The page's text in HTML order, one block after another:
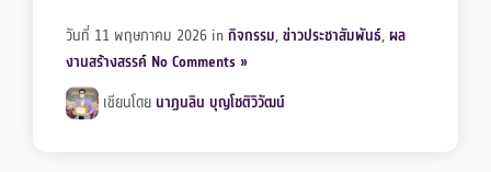
วันที่ 11 พฤษภาคม 2026 inกิจกรรม,ข่าวประชาสัมพันธ์, ผล
งานสร้างสรรค์ No Comments »
เขียนโดย นาฏนลิน บุญโชติวิวัฒน์